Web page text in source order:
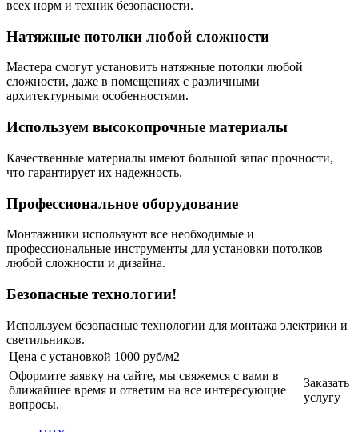
всех норм и техник безопасности.
Натяжные потолки любой сложности
Мастера смогут установить натяжные потолки любой
сложности, даже в помещениях с различными
архитектурными особенностями.
Используем высокопрочные материалы
Качественные материалы имеют большой запас прочности,
что гарантирует их надежность.
Профессиональное оборудование
Монтажники используют все необходимые и
профессиональные инструменты для установки потолков
любой сложности и дизайна.
Безопасные технологии!
Используем безопасные технологии для монтажа электрики и
светильников.
Цена с установкой 1000 руб/м2
Оформите заявку на сайте, мы свяжемся с вами в
ближайшее время и ответим на все интересующие
вопросы.
Заказать
услугу